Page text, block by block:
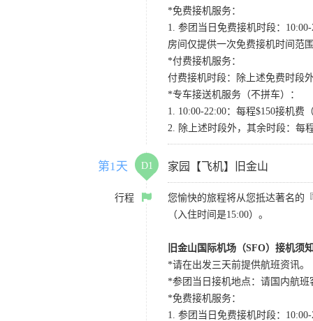
*免费接机服务：
1. 参团当日免费接机时段：
房间仅提供一次免费接机时间范
*付费接机服务：
付费接机时段：除上述免费时段
*专车接送机服务（不拼车）：
1. 10:00-22:00：每程$150接机
2. 除上述时段外，其余时段：每
第1天 D1 家园【飞机】旧金山
行程
您愉快的旅程将从您抵达著名的
（入住时间是15:00）。
旧金山国际机场（SFO）接机须
*请在出发三天前提供航班资讯。
*参团当日接机地点：请国内航班
*免费接机服务：
1. 参团当日免费接机时段：